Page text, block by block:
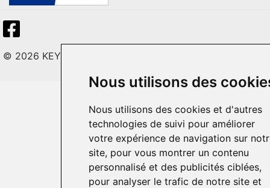
Nous utilisons des
Nous utilisons des cookies et d'autres
technologies de suivi pour améliorer
votre expérience de navigation sur
site, pour vous montrer un contenu
personnalisé et des publicités ciblées,
pour analyser le trafic de notre site et
© 2026 KEY LITE. Tous droits réservés.